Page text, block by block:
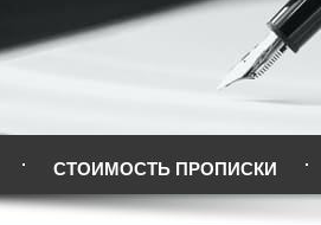
СТОИМОСТЬ ПРОПИСКИ